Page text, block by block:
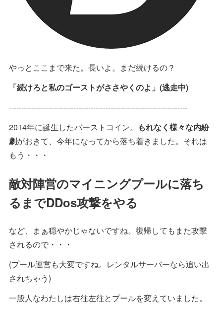
やっとここまで来た。長いよ。まだ続けるの？
「続けろと私のゴーストがささやくのよ」(逃走中)
------------------------------------------------------------------------
2014年に誕生したバーストコイン。
もれなく様々な内紛
劇がおきて、今年になってから落ち着きました。それは
もう・・・
敵対陣営のマイニングプールに落ち
るまでDDos攻撃をやる
など、まぁ穏やかじゃないですね。復帰してもまた攻撃
されるので・・・
(プール運営も大変ですね。レンタルサーバーなら追い出
されちゃう)
一般人なわたしは右往左往とプールを変えていました。